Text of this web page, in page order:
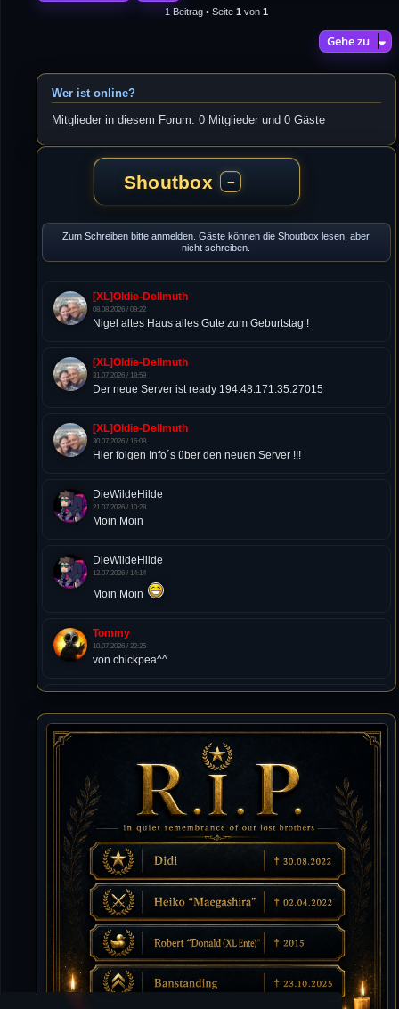
1 Beitrag • Seite 1 von 1
Gehe zu
Wer ist online?
Mitglieder in diesem Forum: 0 Mitglieder und 0 Gäste
Shoutbox −
Zum Schreiben bitte anmelden. Gäste können die Shoutbox lesen, aber
nicht schreiben.
[XL]Oldie-Dellmuth
08.08.2026 / 09:22
Nigel altes Haus alles Gute zum Geburtstag !
[XL]Oldie-Dellmuth
31.07.2026 / 18:59
Der neue Server ist ready 194.48.171.35:27015
[XL]Oldie-Dellmuth
30.07.2026 / 16:08
Hier folgen Info´s über den neuen Server !!!
DieWildeHilde
21.07.2026 / 10:28
Moin Moin
DieWildeHilde
12.07.2026 / 14:14
Moin Moin
Tommy
10.07.2026 / 22:25
von chickpea^^
10.07.2026 / 22:25
Letzte Aktivität:
27. Dez 2023, 22:48
DieWildeHilde
10.07.2026 / 12:48
Happy Birthday Chickpea
DieWildeHilde
10.07.2026 / 10:08
Hallo meine Lieben!
Isimiyaki
10.07.2026 / 00:34
Alles gute chickpea